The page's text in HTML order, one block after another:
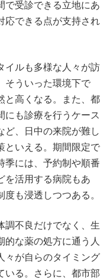
で受診できる立地にあ
応できる点が支持され
イルも多様な人々が訪
そういった環境下で
と高くなる。また、都
にも診療を行うケース
ど、日中の来院が難し
といえる。期間限定で
季には、予約制や順番
を活用する病院もあ
も浸透しつつある。
調不良だけでなく、生
的な薬の処方に通う人
々が自らのタイミング
いる。さらに、都市部